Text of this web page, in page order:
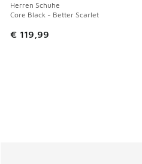
Herren Schuhe
Core Black - Better Scarlet
€ 119,99